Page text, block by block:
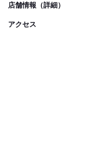
店舗情報（詳細）
アクセス